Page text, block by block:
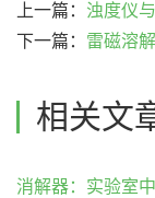
上一篇： 浊度仪
下一篇： 雷磁溶
相关文
消解器：实验室